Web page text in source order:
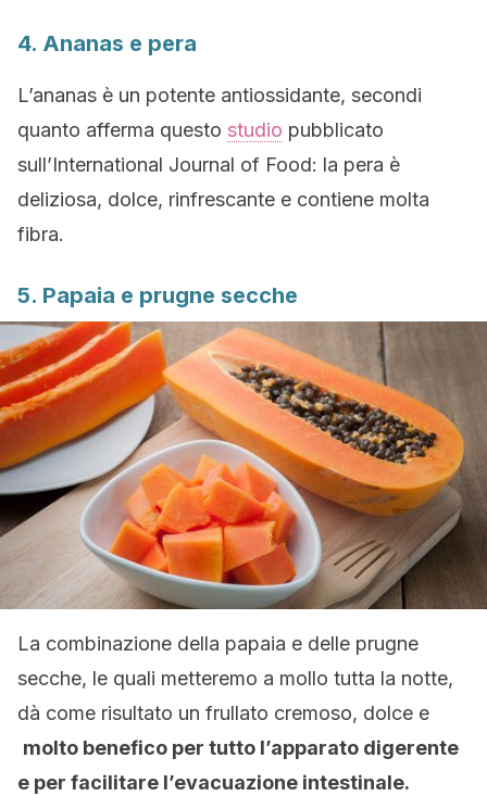
4. Ananas e pera
L’ananas è un potente antiossidante, secondi
quanto afferma questo studio pubblicato
sull’International Journal of Food: la pera è
deliziosa, dolce, rinfrescante e contiene molta
fibra.
5. Papaia e prugne secche
La combinazione della papaia e delle prugne
secche, le quali metteremo a mollo tutta la notte,
dà come risultato un frullato cremoso, dolce e
molto benefico per tutto l’apparato digerente
e per facilitare l’evacuazione intestinale.